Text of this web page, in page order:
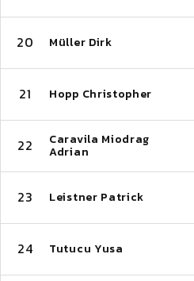
20 Müller Dirk
21 Hopp Christopher
22 Caravila Miodrag
Adrian
23 Leistner Patrick
24 Tutucu Yusa